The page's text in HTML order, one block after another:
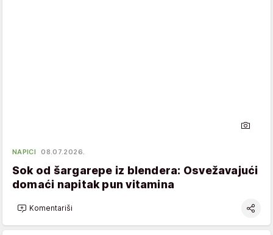
NAPICI 08.07.2026.
Sok od šargarepe iz blendera: Osvežavajući
domaći napitak pun vitamina
Komentariši